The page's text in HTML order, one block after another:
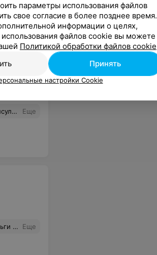
Еще
Еще
параметры использования файлов
свое согласие в более позднее время.
информации о целях,
использования файлов cookie вы можете
Политикой обработки файлов cookie
Принять
настройки Cookie